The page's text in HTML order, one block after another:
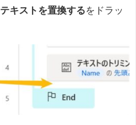
テキストを置換するをドラッ